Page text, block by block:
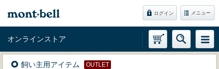
ログイン メニュー
オンラインストア
飼い主用アイテム OUTLET